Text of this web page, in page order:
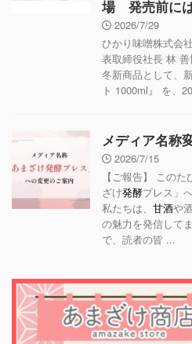
場 発売前に
2026/7/29
ひかり味噌株式会
表取締役社長 林
冬新商品として、
ト 1000ml』 を、
メディア名称
2026/7/15
【ご報告】 この
ざけ発酵プレス」
私たちは、 甘酒や
の魅力を発信して
で、読者の皆 ...